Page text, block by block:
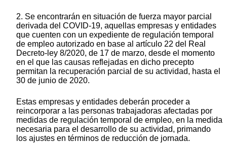
2. Se encontrarán en situación de fuerza mayor parcial
derivada del COVID-19, aquellas empresas y entidades
que cuenten con un expediente de regulación temporal
de empleo autorizado en base al artículo 22 del Real
Decreto-ley 8/2020, de 17 de marzo, desde el momento
en el que las causas reflejadas en dicho precepto
permitan la recuperación parcial de su actividad, hasta el
30 de junio de 2020.
Estas empresas y entidades deberán proceder a
reincorporar a las personas trabajadoras afectadas por
medidas de regulación temporal de empleo, en la medida
necesaria para el desarrollo de su actividad, primando
los ajustes en términos de reducción de jornada.